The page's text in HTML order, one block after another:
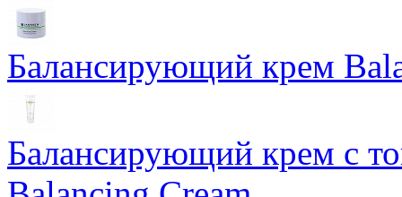
Балансирующий крем
Балансирующий крем с